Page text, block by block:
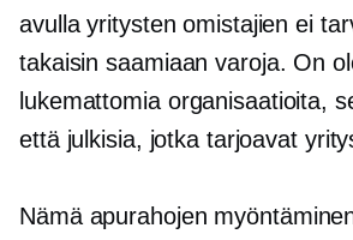
avulla yritysten omistajien ei
takaisin saamiaan varoja. On
lukemattomia organisaatioita,
että julkisia, jotka tarjoavat
Nämä apurahojen